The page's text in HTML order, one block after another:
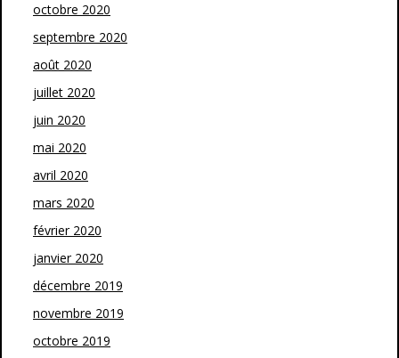
octobre 2020
septembre 2020
août 2020
juillet 2020
juin 2020
mai 2020
avril 2020
mars 2020
février 2020
janvier 2020
décembre 2019
novembre 2019
octobre 2019